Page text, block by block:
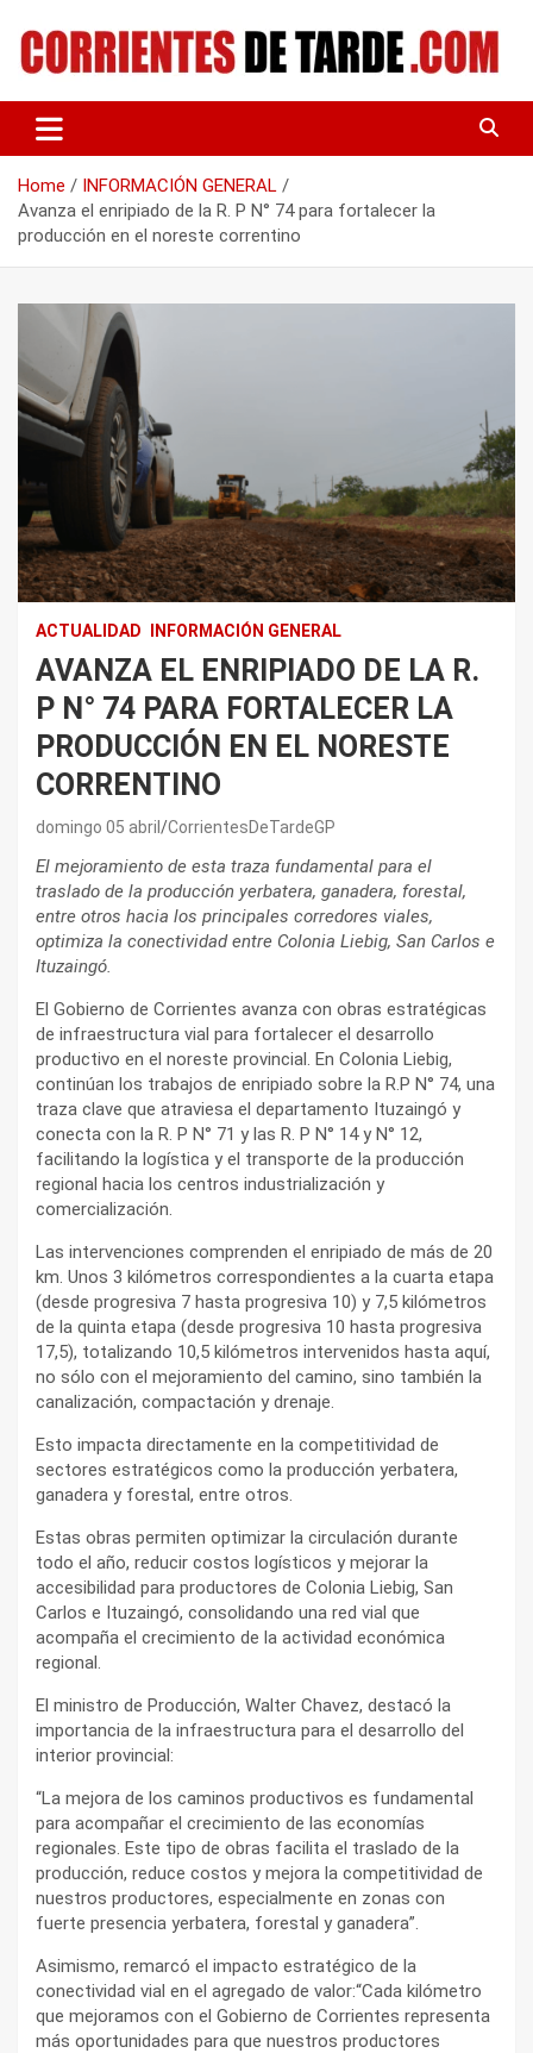
content
CORRIENTES DE TARDE
Home
INFORMACIÓN GENERAL
Avanza el enripiado de la R. P N° 74 para fortalecer la
producción en el noreste correntino
ACTUALIDAD INFORMACIÓN GENERAL
AVANZA EL ENRIPIADO DE LA R.
P N° 74 PARA FORTALECER LA
PRODUCCIÓN EN EL NORESTE
CORRENTINO
domingo 05 abril CorrientesDeTardeGP
El mejoramiento de esta traza fundamental para el
traslado de la producción yerbatera, ganadera, forestal,
entre otros hacia los principales corredores viales,
optimiza la conectividad entre Colonia Liebig, San Carlos e
Ituzaingó.
El Gobierno de Corrientes avanza con obras estratégicas
de infraestructura vial para fortalecer el desarrollo
productivo en el noreste provincial. En Colonia Liebig,
continúan los trabajos de enripiado sobre la R.P N° 74, una
traza clave que atraviesa el departamento Ituzaingó y
conecta con la R. P N° 71 y las R. P N° 14 y N° 12,
facilitando la logística y el transporte de la producción
regional hacia los centros industrialización y
comercialización.
Las intervenciones comprenden el enripiado de más de 20
km. Unos 3 kilómetros correspondientes a la cuarta etapa
(desde progresiva 7 hasta progresiva 10) y 7,5 kilómetros
de la quinta etapa (desde progresiva 10 hasta progresiva
17,5), totalizando 10,5 kilómetros intervenidos hasta aquí,
no sólo con el mejoramiento del camino, sino también la
canalización, compactación y drenaje.
Esto impacta directamente en la competitividad de
sectores estratégicos como la producción yerbatera,
ganadera y forestal, entre otros.
Estas obras permiten optimizar la circulación durante
todo el año, reducir costos logísticos y mejorar la
accesibilidad para productores de Colonia Liebig, San
Carlos e Ituzaingó, consolidando una red vial que
acompaña el crecimiento de la actividad económica
regional.
El ministro de Producción, Walter Chavez, destacó la
importancia de la infraestructura para el desarrollo del
interior provincial:
“La mejora de los caminos productivos es fundamental
para acompañar el crecimiento de las economías
regionales. Este tipo de obras facilita el traslado de la
producción, reduce costos y mejora la competitividad de
nuestros productores, especialmente en zonas con
fuerte presencia yerbatera, forestal y ganadera”.
Asimismo, remarcó el impacto estratégico de la
conectividad vial en el agregado de valor:“Cada kilómetro
que mejoramos con el Gobierno de Corrientes representa
más oportunidades para que nuestros productores